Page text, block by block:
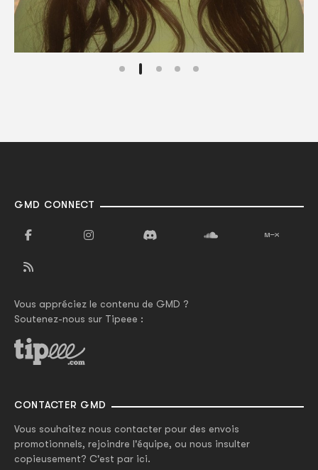
GMD CONNECT
Vous appréciez le contenu de GMD ?
Soutenez-nous sur Tipeee :
CONTACTER GMD
Vous souhaitez nous contacter pour des envois
promotionnels, rejoindre l'équipe, ou nous insulter
copieusement? C'est par ici.